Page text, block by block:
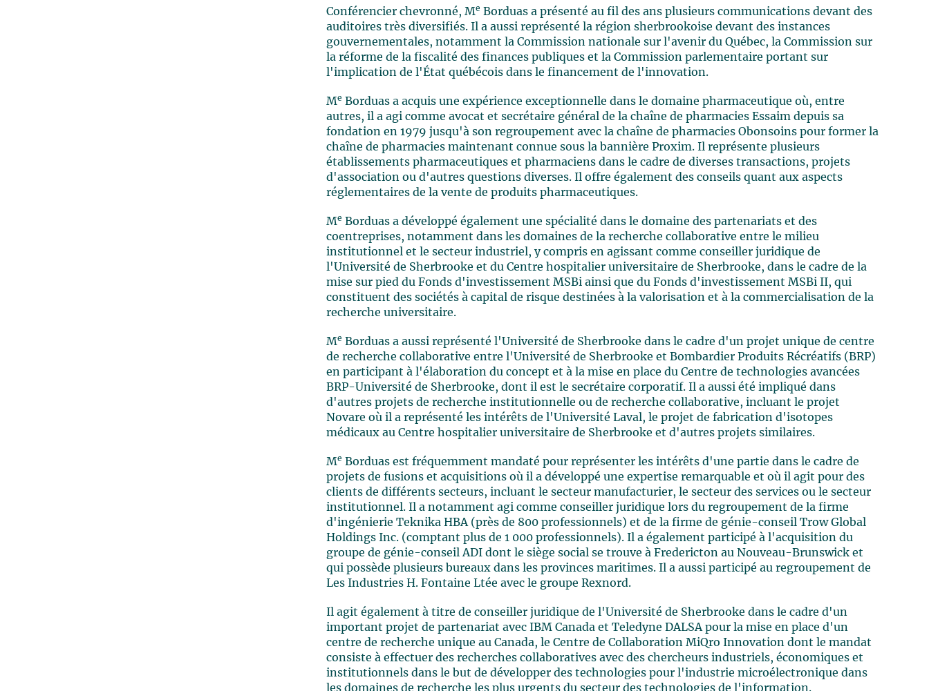
Conférencier chevronné, Me Borduas a présenté au fil des ans plusieurs communications devant des
auditoires très diversifiés. Il a aussi représenté la région sherbrookoise devant des instances
gouvernementales, notamment la Commission nationale sur l'avenir du Québec, la Commission sur
la réforme de la fiscalité des finances publiques et la Commission parlementaire portant sur
l'implication de l'État québécois dans le financement de l'innovation.
Me Borduas a acquis une expérience exceptionnelle dans le domaine pharmaceutique où, entre
autres, il a agi comme avocat et secrétaire général de la chaîne de pharmacies Essaim depuis sa
fondation en 1979 jusqu'à son regroupement avec la chaîne de pharmacies Obonsoins pour former la
chaîne de pharmacies maintenant connue sous la bannière Proxim. Il représente plusieurs
établissements pharmaceutiques et pharmaciens dans le cadre de diverses transactions, projets
d'association ou d'autres questions diverses. Il offre également des conseils quant aux aspects
réglementaires de la vente de produits pharmaceutiques.
Me Borduas a développé également une spécialité dans le domaine des partenariats et des
coentreprises, notamment dans les domaines de la recherche collaborative entre le milieu
institutionnel et le secteur industriel, y compris en agissant comme conseiller juridique de
l'Université de Sherbrooke et du Centre hospitalier universitaire de Sherbrooke, dans le cadre de la
mise sur pied du Fonds d'investissement MSBi ainsi que du Fonds d'investissement MSBi II, qui
constituent des sociétés à capital de risque destinées à la valorisation et à la commercialisation de la
recherche universitaire.
Me Borduas a aussi représenté l'Université de Sherbrooke dans le cadre d'un projet unique de centre
de recherche collaborative entre l'Université de Sherbrooke et Bombardier Produits Récréatifs (BRP)
en participant à l'élaboration du concept et à la mise en place du Centre de technologies avancées
BRP-Université de Sherbrooke, dont il est le secrétaire corporatif. Il a aussi été impliqué dans
d'autres projets de recherche institutionnelle ou de recherche collaborative, incluant le projet
Novare où il a représenté les intérêts de l'Université Laval, le projet de fabrication d'isotopes
médicaux au Centre hospitalier universitaire de Sherbrooke et d'autres projets similaires.
Me Borduas est fréquemment mandaté pour représenter les intérêts d'une partie dans le cadre de
projets de fusions et acquisitions où il a développé une expertise remarquable et où il agit pour des
clients de différents secteurs, incluant le secteur manufacturier, le secteur des services ou le secteur
institutionnel. Il a notamment agi comme conseiller juridique lors du regroupement de la firme
d'ingénierie Teknika HBA (près de 800 professionnels) et de la firme de génie-conseil Trow Global
Holdings Inc. (comptant plus de 1 000 professionnels). Il a également participé à l'acquisition du
groupe de génie-conseil ADI dont le siège social se trouve à Fredericton au Nouveau-Brunswick et
qui possède plusieurs bureaux dans les provinces maritimes. Il a aussi participé au regroupement de
Les Industries H. Fontaine Ltée avec le groupe Rexnord.
Il agit également à titre de conseiller juridique de l'Université de Sherbrooke dans le cadre d'un
important projet de partenariat avec IBM Canada et Teledyne DALSA pour la mise en place d'un
centre de recherche unique au Canada, le Centre de Collaboration MiQro Innovation dont le mandat
consiste à effectuer des recherches collaboratives avec des chercheurs industriels, économiques et
institutionnels dans le but de développer des technologies pour l'industrie microélectronique dans
les domaines de recherche les plus urgents du secteur des technologies de l'information.